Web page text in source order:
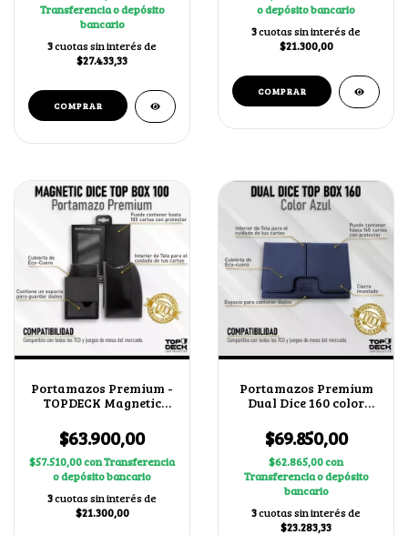
Transferencia o depósito
bancario
3cuotas sin interés de
$27.433,33
o depósito bancario
3cuotas sin interés de
$21.300,00
Portamazos Premium -
TOPDECK Magnetic
$63.900,00
$57.510,00conTransferencia
o depósito bancario
3cuotas sin interés de
$21.300,00
Portamazos Premium
Dual Dice 160 color
$69.850,00
$62.865,00con
Transferencia o depósito
bancario
3cuotas sin interés de
$23.283,33